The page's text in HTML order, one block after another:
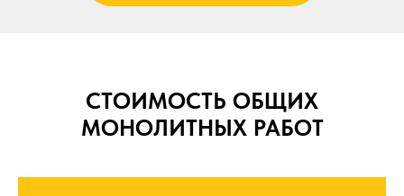
СТОИМОСТЬ ОБЩИХ
МОНОЛИТНЫХ РАБОТ